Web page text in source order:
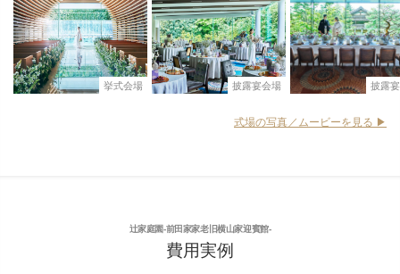
挙式会場 披露宴会場 披露
式場の写真／ムービーを見る ▶︎
辻家庭園-前田家家老旧横山家迎賓館-
費用実例